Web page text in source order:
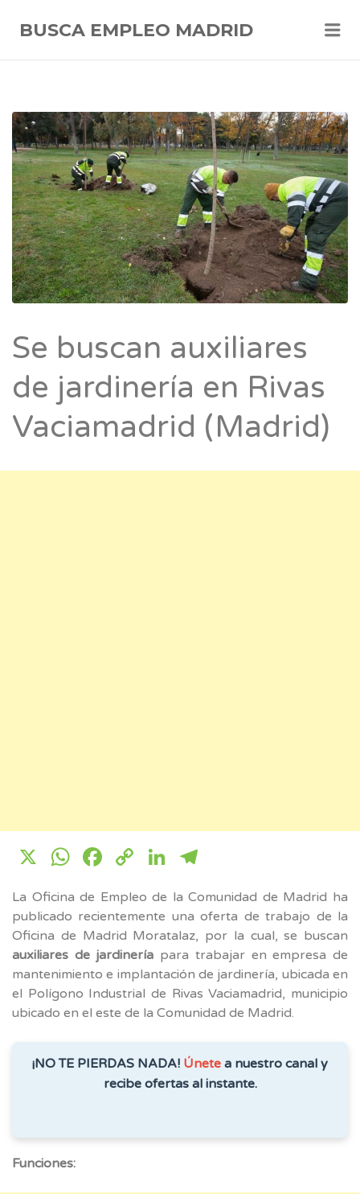
BUSCA EMPLEO MADRID
Se buscan auxiliares
de jardinería en Rivas
Vaciamadrid (Madrid)
X WhatsApp
Facebook
CopyLinkedIn
La Oficina de Empleo de la Comunidad de Madrid ha
publicado recientemente una oferta de trabajo de la
Oficina de Madrid Moratalaz, por la cual, se buscan
auxiliares de jardinería para trabajar en empresa de
mantenimiento e implantación de jardinería, ubicada en
el Polígono Industrial de Rivas Vaciamadrid, municipio
ubicado en el este de la Comunidad de Madrid.
¡NO TE PIERDAS NADA! Únete a nuestro canal y
recibe ofertas al instante.
Funciones: